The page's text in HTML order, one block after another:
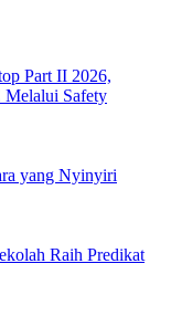
Part II 2026,
Melalui Safety
yang Nyinyiri
Raih Predikat